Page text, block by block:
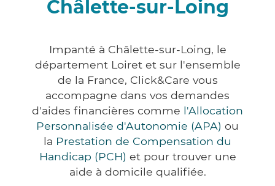
Châlette-sur-Loing
Impanté à Châlette-sur-Loing, le
département Loiret et sur l'ensemble
de la France, Click&Care vous
accompagne dans vos demandes
d'aides financières comme l'Allocation
Personnalisée d'Autonomie (APA) ou
la Prestation de Compensation du
Handicap (PCH) et pour trouver une
aide à domicile qualifiée.